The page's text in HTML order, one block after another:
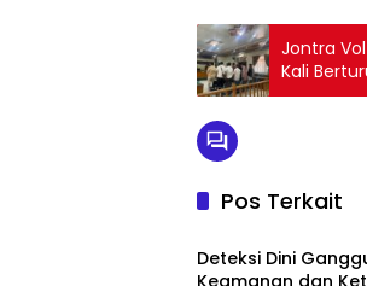
Jontra
Kali
Pos Terkait
Berita
Deteksi Dini
Keamanan dan